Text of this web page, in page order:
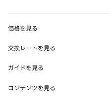
MetaMask Connect
Snaps
Web3サービス
セキュリティ
サポート
価格を見る
イーサリアムの価格
Solanaの価格
交換レートを見る
ETH→USD
USDT→INR
ガイドを見る
ETHの購入
コンテンツを見る